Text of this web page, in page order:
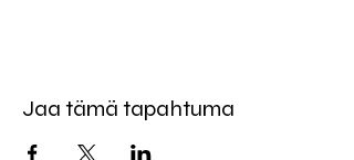
Jaa tämä tapahtuma